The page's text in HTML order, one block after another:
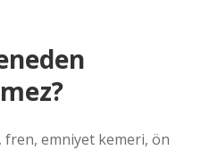
fren, emniyet kemeri, ön